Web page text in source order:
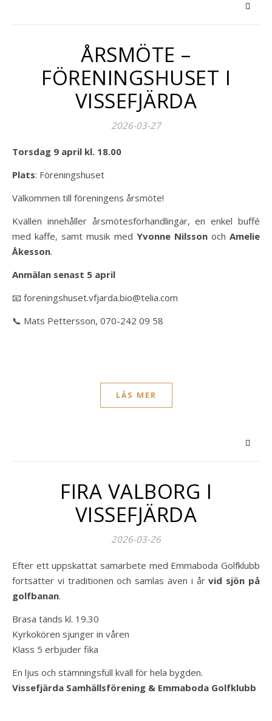
ÅRSMÖTE –
FÖRENINGSHUSET I
VISSEFJÄRDA
2026-03-27
Torsdag 9 april kl. 18.00
Plats: Föreningshuset
Välkommen till föreningens årsmöte!
Kvällen innehåller årsmötesförhandlingar, en enkel buffé
med kaffe, samt musik med Yvonne Nilssonoch Amelie
Åkesson.
Anmälan senast 5 april
📧 foreningshuset.vfjarda.bio@telia.com
📞 Mats Pettersson, 070-242 09 58
LÄS MER
FIRA VALBORG I
VISSEFJÄRDA
2026-03-26
Efter ett uppskattat samarbete med Emmaboda Golfklubb
fortsätter vi traditionen och samlas även i årvid sjön på
golfbanan.
Brasa tänds kl. 19.30
Kyrkokören sjunger in våren
Klass 5 erbjuder fika
En ljus och stämningsfull kväll för hela bygden.
Vissefjärda Samhällsförening & Emmaboda Golfklubb